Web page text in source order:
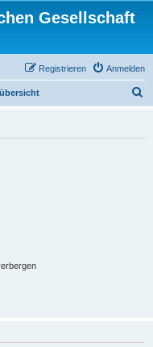
Gesellschaft
Anmelden
Registrieren